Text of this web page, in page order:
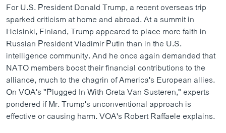
For U.S. President Donald Trump, a recent overseas trip
sparked criticism at home and abroad. At a summit in
Helsinki, Finland, Trump appeared to place more faith in
Russian President Vladimir Putin than in the U.S.
intelligence community. And he once again demanded that
NATO members boost their financial contributions to the
alliance, much to the chagrin of America's European allies.
On VOA's "Plugged In With Greta Van Susteren," experts
pondered if Mr. Trump's unconventional approach is
effective or causing harm. VOA's Robert Raffaele explains.